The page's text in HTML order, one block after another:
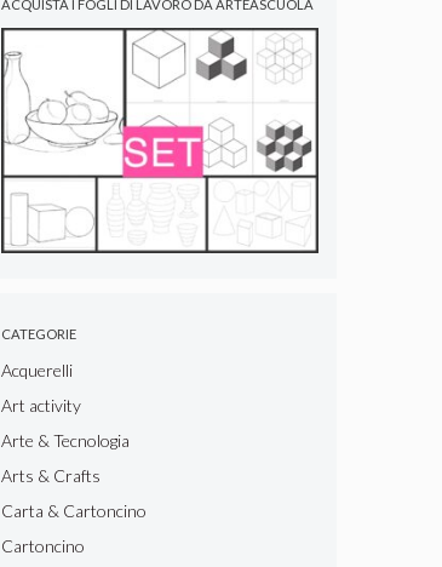
ACQUISTA I FOGLI DI LAVORO DA ARTEASCUOLA
CATEGORIE
Acquerelli
Art activity
Arte & Tecnologia
Arts & Crafts
Carta & Cartoncino
Cartoncino